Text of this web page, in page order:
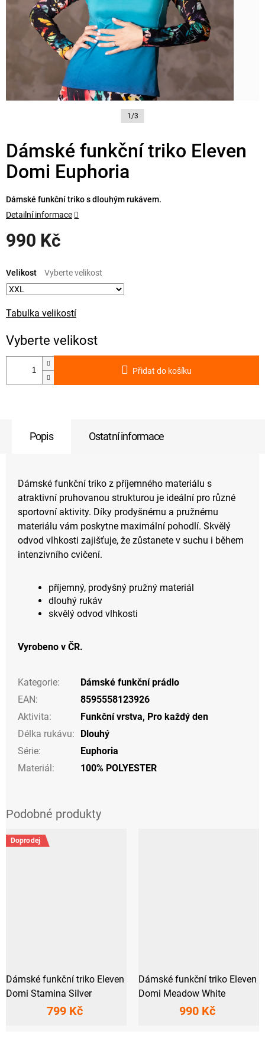
1/3
Dámské funkční triko Eleven
Domi Euphoria
990 Kč
cena:
Tabulka velikostí
Velikost
Přidat do košíku
Dámské funkční triko s dlouhým rukávem.
Detailní informace
Popis Ostatní informace
Dámské funkční triko z příjemného materiálu s
atraktivní pruhovanou strukturou je ideální pro různé
sportovní aktivity. Díky prodyšnému a pružnému
materiálu vám poskytne maximální pohodlí. Skvělý
odvod vlhkosti zajišťuje, že zůstanete v suchu i během
intenzivního cvičení.
příjemný, prodyšný pružný materiál
dlouhý rukáv
skvělý odvod vlhkosti
Vyrobeno v ČR.
Kategorie:
Dámské funkční prádlo
EAN:
8595558123926
Aktivita: Funkční vrstva, Pro každý den
Délka rukávu:
Dlouhý
Série:
Euphoria
Materiál: 100% POLYESTER
Doprodej
Dámské funkční triko Eleven
Domi Stamina Silver
799 Kč
Dámské funkční triko Eleven
Domi Meadow White
990 Kč